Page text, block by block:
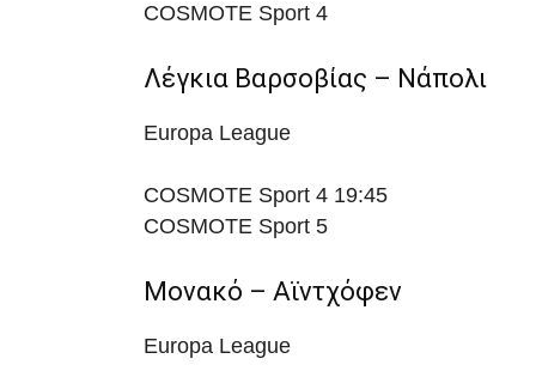
COSMOTE Sport 4
Λέγκια Βαρσοβίας – Νάπολι
Europa League
COSMOTE Sport 4 19:45
COSMOTE Sport 5
Μονακό – Αϊντχόφεν
Europa League